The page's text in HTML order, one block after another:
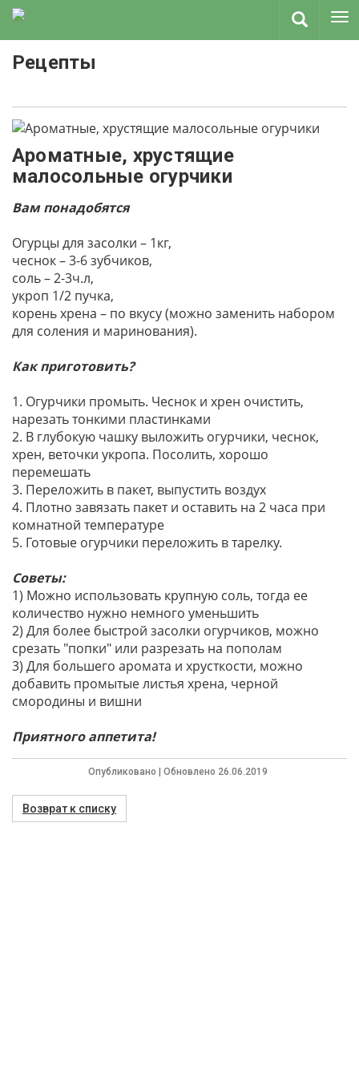
Рецепты
Ароматные, хрустящие
малосольные огурчики
Вам понадобятся
Огурцы для засолки – 1кг,
чеснок – 3-6 зубчиков,
соль – 2-3ч.л,
укроп 1/2 пучка,
корень хрена – по вкусу (можно заменить набором
для соления и маринования).
Как приготовить?
1. Огурчики промыть. Чеснок и хрен очистить,
нарезать тонкими пластинками
2. В глубокую чашку выложить огурчики, чеснок,
хрен, веточки укропа. Посолить, хорошо
перемешать
3. Переложить в пакет, выпустить воздух
4. Плотно завязать пакет и оставить на 2 часа при
комнатной температуре
5. Готовые огурчики переложить в тарелку.
Советы:
1) Можно использовать крупную соль, тогда ее
количество нужно немного уменьшить
2) Для более быстрой засолки огурчиков, можно
срезать "попки" или разрезать на пополам
3) Для большего аромата и хрусткости, можно
добавить промытые листья хрена, черной
смородины и вишни
Приятного аппетита!
Опубликовано | Обновлено 26.06.2019
Возврат к списку